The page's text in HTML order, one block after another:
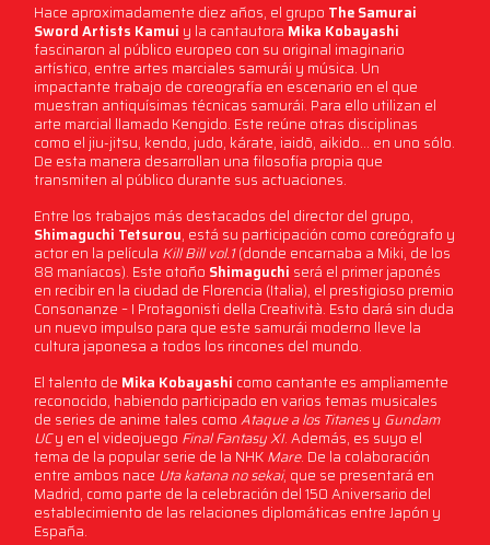
Hace aproximadamente diez años, el grupo The Samurai
Sword Artists Kamui y la cantautora Mika Kobayashi
fascinaron al público europeo con su original imaginario
artístico, entre artes marciales samurái y música. Un
impactante trabajo de coreografía en escenario en el que
muestran antiquísimas técnicas samurái. Para ello utilizan el
arte marcial llamado Kengido. Este reúne otras disciplinas
como el jiu-jitsu, kendo, judo, kárate, iaidō, aikido… en uno sólo.
De esta manera desarrollan una filosofía propia que
transmiten al público durante sus actuaciones.
Entre los trabajos más destacados del director del grupo,
Shimaguchi Tetsurou, está su participación como coreógrafo y
actor en la película Kill Bill vol.1(donde encarnaba a Miki, de los
88 maníacos). Este otoño Shimaguchi será el primer japonés
en recibir en la ciudad de Florencia (Italia), el prestigioso premio
Consonanze – I Protagonisti della Creatività. Esto dará sin duda
un nuevo impulso para que este samurái moderno lleve la
cultura japonesa a todos los rincones del mundo.
El talento de Mika Kobayashi como cantante es ampliamente
reconocido, habiendo participado en varios temas musicales
de series de anime tales comoAtaque a los Titanesy Gundam
UCy en el videojuego Final Fantasy XI. Además, es suyo el
tema de la popular serie de la NHKMare. De la colaboración
entre ambos nace Uta katana no sekai, que se presentará en
Madrid, como parte de la celebración del 150 Aniversario del
establecimiento de las relaciones diplomáticas entre Japón y
España.